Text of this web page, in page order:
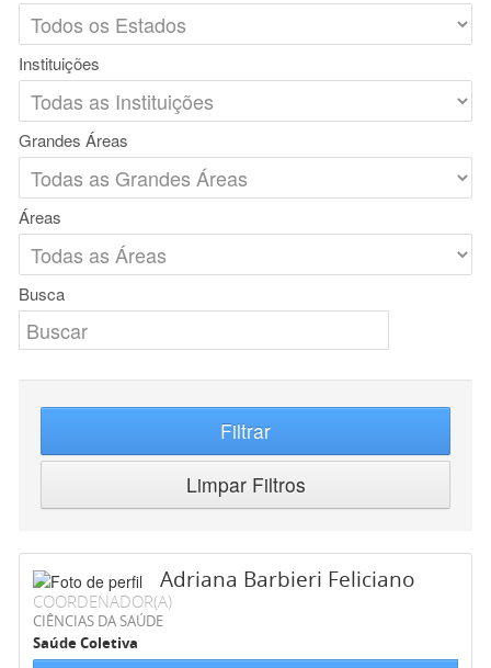
Instituições
Grandes Áreas
Áreas
Busca
Filtrar
Limpar Filtros
Adriana Barbieri Feliciano
COORDENADOR(A)
CIÊNCIAS DA SAÚDE
Saúde Coletiva